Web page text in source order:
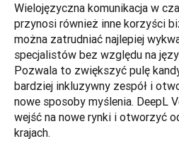
Wielojęzyczna komunikacja w
przynosi również inne korzyści
można zatrudniać najlepiej
specjalistów bez względu na
Pozwala to zwiększyć pulę
bardziej inkluzywny zespół i
nowe sposoby myślenia. DeepL
wejść na nowe rynki i otworzyć
krajach.